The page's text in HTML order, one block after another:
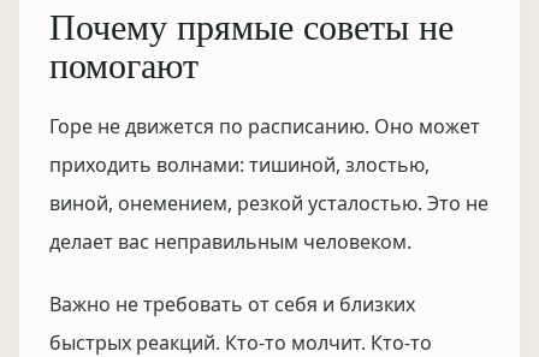
Почему прямые советы не
помогают
Горе не движется по расписанию. Оно может
приходить волнами: тишиной, злостью,
виной, онемением, резкой усталостью. Это не
делает вас неправильным человеком.
Важно не требовать от себя и близких
быстрых реакций. Кто-то молчит. Кто-то